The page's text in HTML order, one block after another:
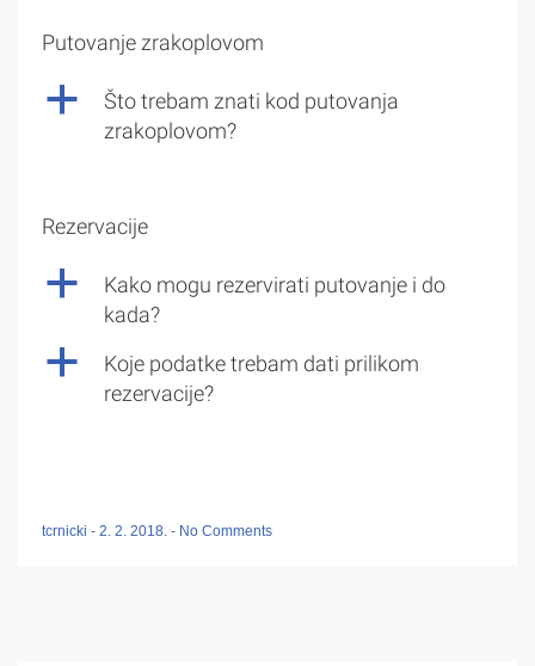
Putovanje zrakoplovom
a
Što trebam znati kod putovanja
zrakoplovom?
Rezervacije
a
Kako mogu rezervirati putovanje i do
kada?
a
Koje podatke trebam dati prilikom
rezervacije?
tcrnicki - 2. 2. 2018. - No Comments